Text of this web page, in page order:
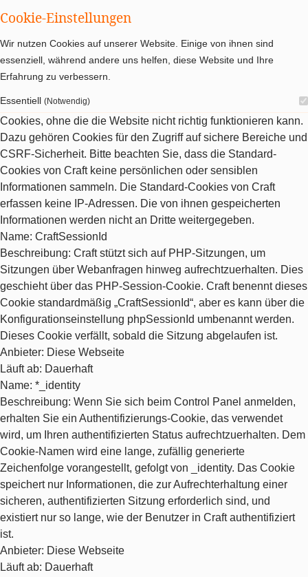
Cookie-Einstellungen
Wir nutzen Cookies auf unserer Website. Einige von ihnen sind
essenziell, während andere uns helfen, diese Website und Ihre
Erfahrung zu verbessern.
Essentiell (Notwendig)
Cookies, ohne die die Website nicht richtig funktionieren kann.
Dazu gehören Cookies für den Zugriff auf sichere Bereiche und
CSRF-Sicherheit. Bitte beachten Sie, dass die Standard-
Cookies von Craft keine persönlichen oder sensiblen
Informationen sammeln. Die Standard-Cookies von Craft
erfassen keine IP-Adressen. Die von ihnen gespeicherten
Informationen werden nicht an Dritte weitergegeben.
Name: CraftSessionId
Beschreibung: Craft stützt sich auf PHP-Sitzungen, um
Sitzungen über Webanfragen hinweg aufrechtzuerhalten. Dies
geschieht über das PHP-Session-Cookie. Craft benennt dieses
Cookie standardmäßig „CraftSessionId“, aber es kann über die
Konfigurationseinstellung phpSessionId umbenannt werden.
Dieses Cookie verfällt, sobald die Sitzung abgelaufen ist.
Anbieter: Diese Webseite
Läuft ab: Dauerhaft
Name: *_identity
Beschreibung: Wenn Sie sich beim Control Panel anmelden,
erhalten Sie ein Authentifizierungs-Cookie, das verwendet
wird, um Ihren authentifizierten Status aufrechtzuerhalten. Dem
Cookie-Namen wird eine lange, zufällig generierte
Zeichenfolge vorangestellt, gefolgt von _identity. Das Cookie
speichert nur Informationen, die zur Aufrechterhaltung einer
sicheren, authentifizierten Sitzung erforderlich sind, und
existiert nur so lange, wie der Benutzer in Craft authentifiziert
ist.
Anbieter: Diese Webseite
Läuft ab: Dauerhaft